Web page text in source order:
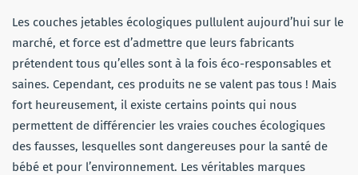
Les couches jetables écologiques pullulent aujourd’hui sur le
marché, et force est d’admettre que leurs fabricants
prétendent tous qu’elles sont à la fois éco-responsables et
saines. Cependant, ces produits ne se valent pas tous ! Mais
fort heureusement, il existe certains points qui nous
permettent de différencier les vraies couches écologiques
des fausses, lesquelles sont dangereuses pour la santé de
bébé et pour l’environnement. Les véritables marques